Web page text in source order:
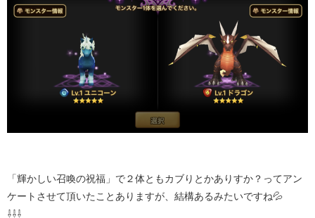
「輝かしい召喚の祝福」で２体ともカブりとかありすか？ってアン
ケートさせて頂いたことありますが、結構あるみたいですね💦
⇩⇩⇩